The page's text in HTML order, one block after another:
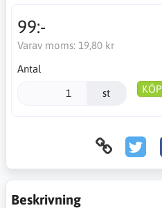
99:-
Varav moms: 19,80 kr
Antal
st KÖP
Beskrivning